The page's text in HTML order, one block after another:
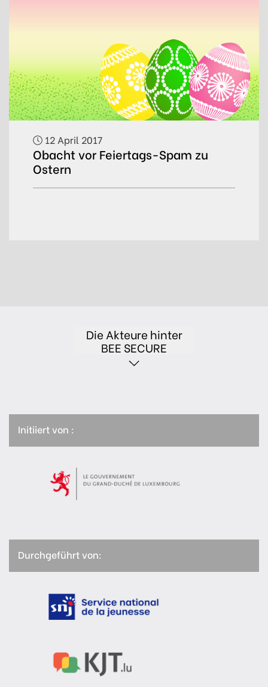
12 April 2017
Obacht vor Feiertags-Spam zu
Ostern
Die Akteure hinter
BEE SECURE
Initiiert von :
Durchgeführt von: